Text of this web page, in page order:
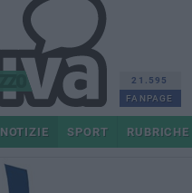
21.595
FANPAGE
NOTIZIE SPORT RUBRICHE